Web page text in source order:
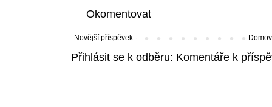
Okomentovat
Novější příspěvek
Přihlásit se k odběru: Komentáře k